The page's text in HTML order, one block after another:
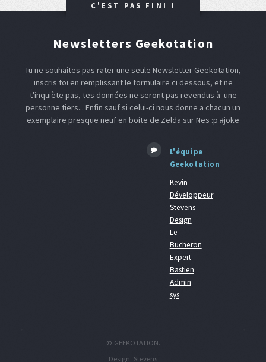
C'EST PAS FINI !
Newsletters Geekotation
Tu ne souhaites pas rater une seule Newsletter Geekotation,
inscris toi en remplissant le formulaire ci dessous, et ne
t'inquiète pas, tes données ne seront pas revendus à une
personne tiers... Enfin sauf si celui-ci nous donne a chacun un
exemplaire presque neuf en boite de Zelda sur Nes :p #joke
L'équipe
Geekotation
Kevin
Développeur
Stevens
Design
Le
Bucheron
Expert
Bastien
Admin
sys
© GEEKOTATION.
Design: Stevens